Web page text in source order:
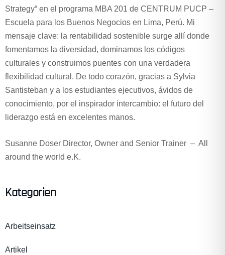
Strategy“ en el programa MBA 201 de CENTRUM PUCP –
Escuela para los Buenos Negocios en Lima, Perú. Mi
mensaje clave: la rentabilidad sostenible surge allí donde
fomentamos la diversidad, dominamos los códigos
culturales y construimos puentes con una verdadera
flexibilidad cultural. De todo corazón, gracias a Sylvia
Santisteban y a los estudiantes ejecutivos, ávidos de
conocimiento, por el inspirador intercambio: el futuro del
liderazgo está en excelentes manos.
Susanne Doser Director, Owner and Senior Trainer – All
around the world e.K.
Kategorien
Arbeitseinsatz
Artikel